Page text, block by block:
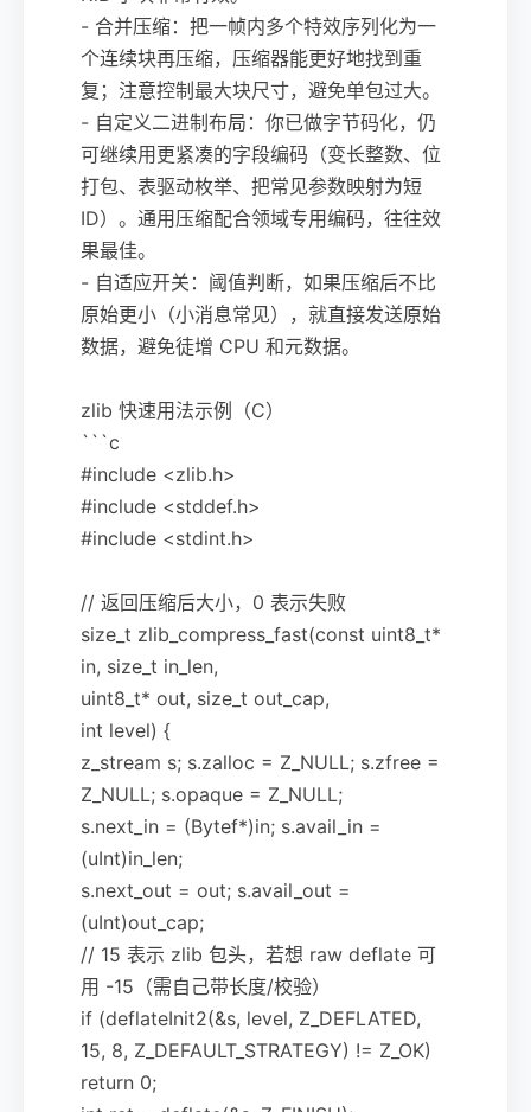
- 合并压缩：把一帧内多个特效序列化为一
个连续块再压缩，压缩器能更好地找到重
复；注意控制最大块尺寸，避免单包过大。
- 自定义二进制布局：你已做字节码化，仍
可继续用更紧凑的字段编码（变长整数、位
打包、表驱动枚举、把常见参数映射为短
ID）。通用压缩配合领域专用编码，往往效
果最佳。
- 自适应开关：阈值判断，如果压缩后不比
原始更小（小消息常见），就直接发送原始
数据，避免徒增 CPU 和元数据。
zlib 快速用法示例（C）
```c
#include <zlib.h>
#include <stddef.h>
#include <stdint.h>
// 返回压缩后大小，0 表示失败
size_t zlib_compress_fast(const uint8_t*
in, size_t in_len,
uint8_t* out, size_t out_cap,
int level) {
z_stream s; s.zalloc = Z_NULL; s.zfree =
Z_NULL; s.opaque = Z_NULL;
s.next_in = (Bytef*)in; s.avail_in =
(uInt)in_len;
s.next_out = out; s.avail_out =
(uInt)out_cap;
// 15 表示 zlib 包头，若想 raw deflate 可
用 -15（需自己带长度/校验）
if (deflateInit2(&s, level, Z_DEFLATED,
15, 8, Z_DEFAULT_STRATEGY) != Z_OK)
return 0;